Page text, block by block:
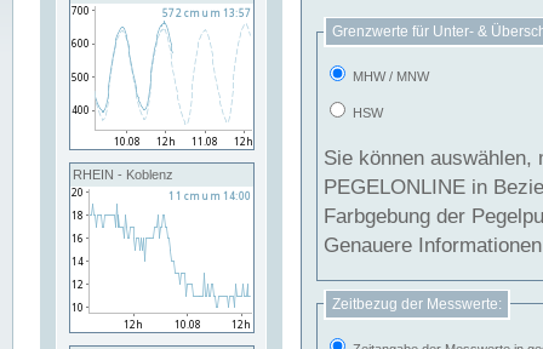
RHEIN - Koblenz
Grenzwerte für Unter- &
MHW / MNW
HSW
Sie können
PEGELONLINE in Beziehung
Farbgebung der
Genauere
Zeitbezug der Messwerte: